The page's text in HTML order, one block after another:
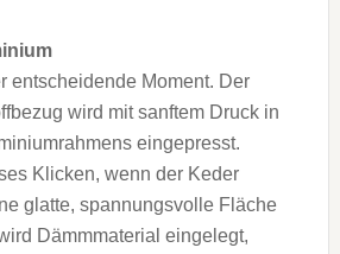
entscheidende Moment. Der
wird mit sanftem Druck in
eingepresst.
Klicken, wenn der Keder
glatte, spannungsvolle Fläche
Dämmmaterial eingelegt,